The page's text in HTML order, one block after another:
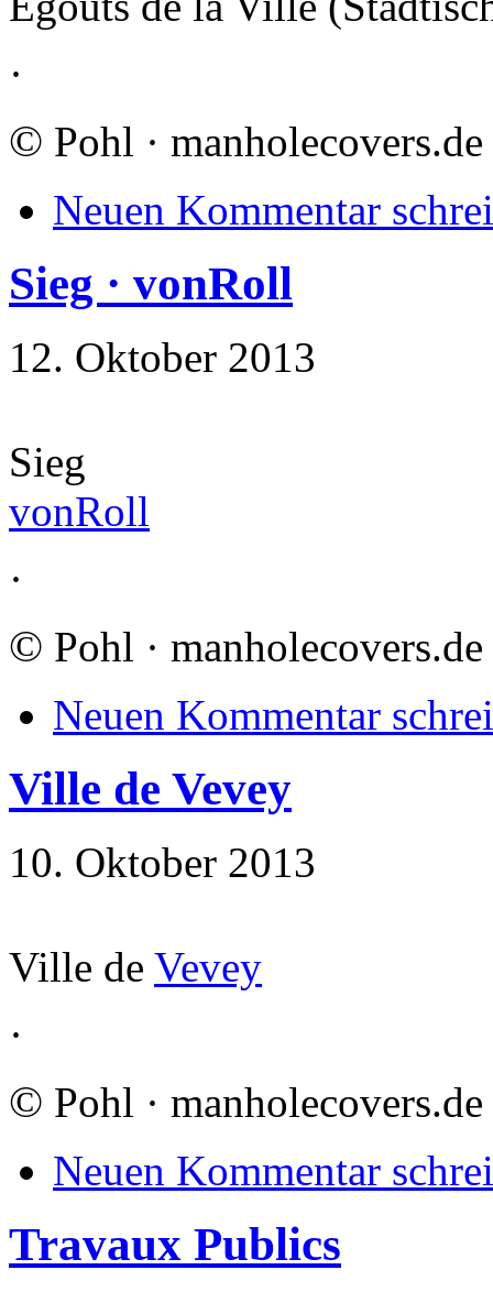
·
© Pohl · manholecovers.de
Neuen Kommentar
Sieg · vonRoll
12. Oktober 2013
Sieg
vonRoll
·
© Pohl · manholecovers.de
Neuen Kommentar
Ville de Vevey
10. Oktober 2013
Ville de Vevey
·
© Pohl · manholecovers.de
Neuen Kommentar
Travaux Publics